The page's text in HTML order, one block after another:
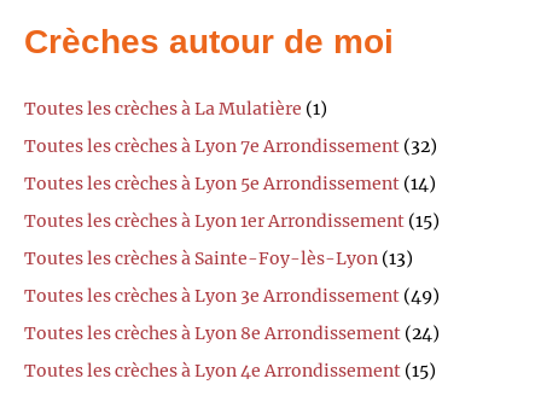
Crèches autour de moi
Toutes les crèches à La Mulatière (1)
Toutes les crèches à Lyon 7e Arrondissement (32)
Toutes les crèches à Lyon 5e Arrondissement (14)
Toutes les crèches à Lyon 1er Arrondissement (15)
Toutes les crèches à Sainte-Foy-lès-Lyon (13)
Toutes les crèches à Lyon 3e Arrondissement (49)
Toutes les crèches à Lyon 8e Arrondissement (24)
Toutes les crèches à Lyon 4e Arrondissement (15)